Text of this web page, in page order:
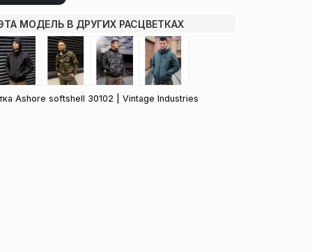
МОДЕЛЬ В ДРУГИХ РАСЦВЕТКАХ
Ashore softshell 30102 | Vintage Industries